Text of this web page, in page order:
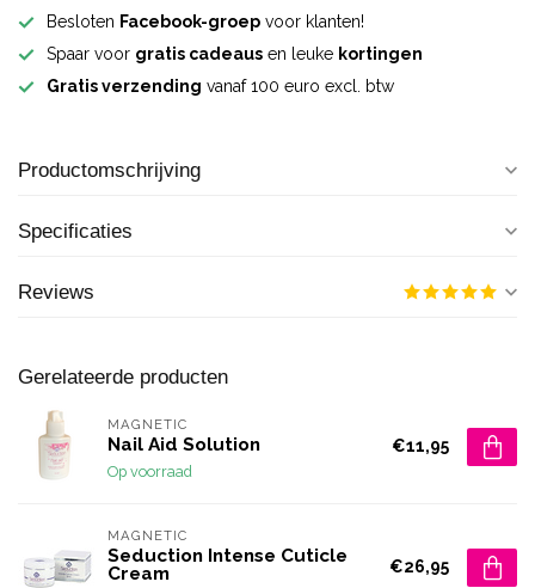
Besloten Facebook-groep voor klanten!
Spaar voor gratis cadeaus en leuke kortingen
Gratis verzending vanaf 100 euro excl. btw
Productomschrijving
Specificaties
Reviews
Gerelateerde producten
MAGNETIC
Nail Aid Solution
Op voorraad
€11,95
MAGNETIC
Seduction Intense Cuticle
Cream
€26,95